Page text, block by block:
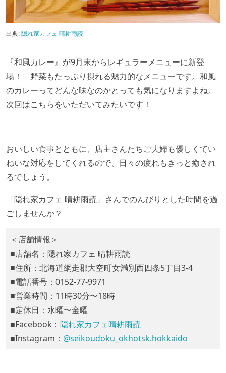
出典:隠れ家カフェ 晴耕雨読
『和風カレー』が9月末からレギュラーメニューに新登
場！ 野菜もたっぷり摂れる魅力的なメニューです。和風
のカレーってどんな味なのかとっても気になりますよね。
次回はこちらをいただいてみたいです！
おいしい食事とともに、店主さんたちご夫婦も優しくてい
ねいな対応をしてくれるので、日々の疲れもきっと癒され
るでしょう。
「隠れ家カフェ 晴耕雨読」さんでのんびりとした時間を過
ごしませんか？
＜店舗情報＞
■店舗名：隠れ家カフェ 晴耕雨読
■住所：北海道網走郡大空町女満別西四条5丁目3-4
■電話番号： 0152-77-9971
■営業時間： 11時30分〜18時
■定休日：水曜〜金曜
■Facebook ： 隠れ家カフェ晴耕雨読
■Instagram ： @seikoudoku_okhotsk.hokkaido